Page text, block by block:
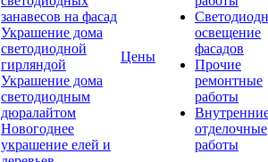
занавесов на фасад
Украшение дома
светодиодной
гирляндой
Украшение дома
светодиодным
дюралайтом
Новогоднее
украшение елей и
Цены
освещение
фасадов
Прочие
ремонтные
работы
отделочные
работы